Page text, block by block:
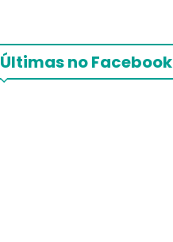
Últimas no Facebook